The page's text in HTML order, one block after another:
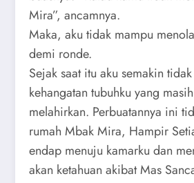
Mira”, ancamnya.
Maka, aku tidak mampu
demi ronde.
Sejak saat itu aku semakin
kehangatan tubuhku yang
melahirkan. Perbuatannya ini
rumah Mbak Mira, Hampir
endap menuju kamarku dan
akan ketahuan akibat Mas